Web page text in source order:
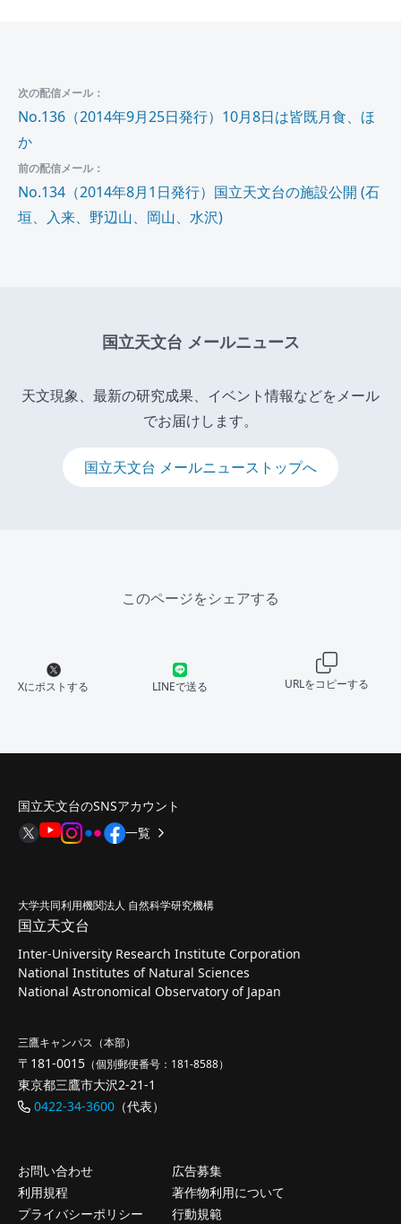
次の配信メール：
No.136（2014年9月25日発行）10月8日は皆既月食、ほ
か
前の配信メール：
No.134（2014年8月1日発行）国立天文台の施設公開 (石
垣、入来、野辺山、岡山、水沢)
国立天文台 メールニュース
天文現象、最新の研究成果、イベント情報などをメール
でお届けします。
国立天文台 メールニューストップへ
このページをシェアする
Xにポストする LINEで送る URLをコピーする
国立天文台のSNSアカウント
一覧
大学共同利用機関法人 自然科学研究機構
国立天文台
Inter-University Research Institute Corporation
National Institutes of Natural Sciences
National Astronomical Observatory of Japan
三鷹キャンパス（本部）
〒181-0015 （個別郵便番号：181-8588）
東京都三鷹市大沢2-21-1
0422-34-3600 （代表）
お問い合わせ
広告募集
利用規程
著作物利用について
プライバシーポリシー
行動規範